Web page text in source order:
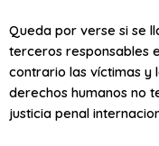
Queda por verse si se
terceros responsables
contrario las víctimas y
derechos humanos no
justicia penal